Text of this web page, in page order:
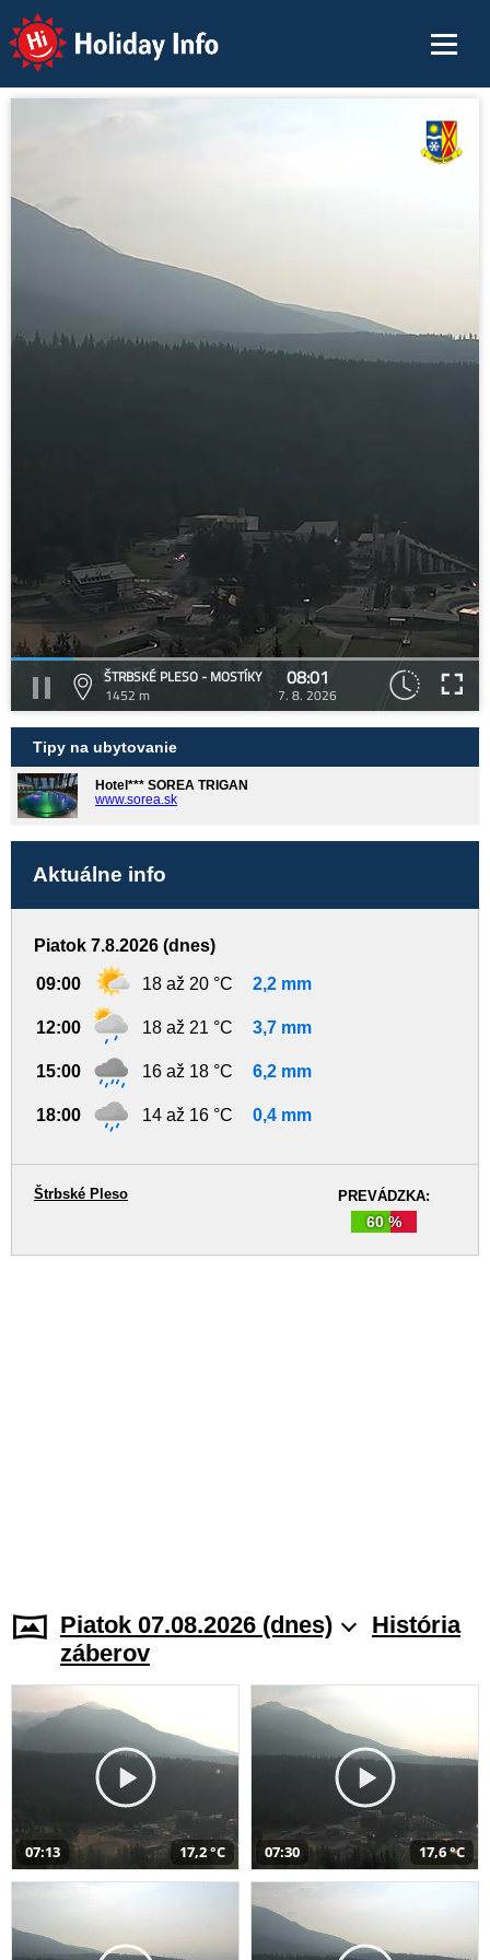
Holiday Info
ŠTRBSKÉ PLESO - MOSTÍKY
1452 m
08:01
7. 8. 2026
Tipy na ubytovanie
Hotel*** SOREA TRIGAN
www.sorea.sk
Aktuálne info
Piatok 7.8.2026 (dnes)
09:00 18 až 20 °C 2,2 mm
12:00 18 až 21 °C 3,7 mm
15:00 16 až 18 °C 6,2 mm
18:00 14 až 16 °C 0,4 mm
PREVÁDZKA:
60 %
Štrbské Pleso
Piatok 07.08.2026 (dnes)
História
záberov
07:13 17,2 °C 07:30 17,6 °C